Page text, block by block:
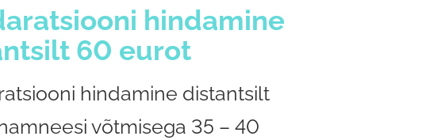
hindamine
60 eurot
hindamine distantsilt
võtmisega 35 – 40